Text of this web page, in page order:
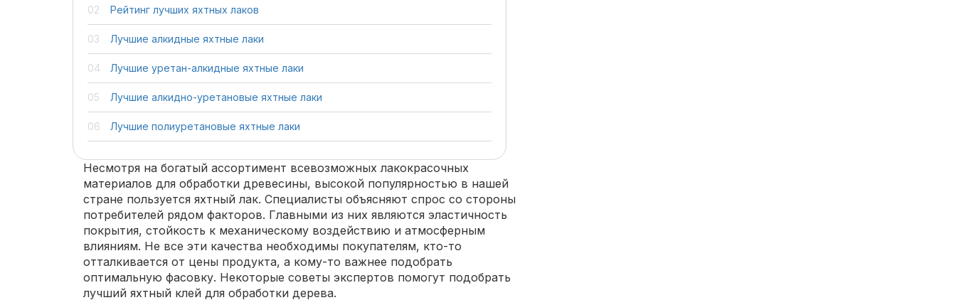
Рейтинг лучших яхтных лаков
Лучшие алкидные яхтные лаки
Лучшие уретан-алкидные яхтные лаки
Лучшие алкидно-уретановые яхтные лаки
Лучшие полиуретановые яхтные лаки
Несмотря на богатый ассортимент всевозможных лакокрасочных
материалов для обработки древесины, высокой популярностью в нашей
стране пользуется яхтный лак. Специалисты объясняют спрос со стороны
потребителей рядом факторов. Главными из них являются эластичность
покрытия, стойкость к механическому воздействию и атмосферным
влияниям. Не все эти качества необходимы покупателям, кто-то
отталкивается от цены продукта, а кому-то важнее подобрать
оптимальную фасовку. Некоторые советы экспертов помогут подобрать
лучший яхтный клей для обработки дерева.